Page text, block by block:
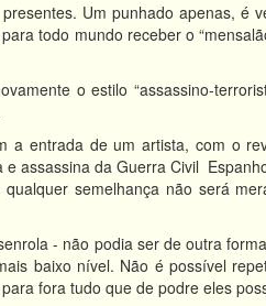
presentes. Um punhado apenas, é
todo mundo receber o
o estilo “assassino-
a entrada de um artista, com o
e assassina da Guerra Civil
semelhança não será
- não podia ser de outra
baixo nível. Não é possível
fora tudo que de podre eles